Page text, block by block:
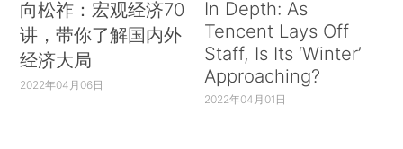
向松祚：宏观经济70
讲，带你了解国内外
经济大局
2022年04月06日
In Depth: As
Tencent Lays Off
Staff, Is Its ‘Winter’
Approaching?
2022年04月01日